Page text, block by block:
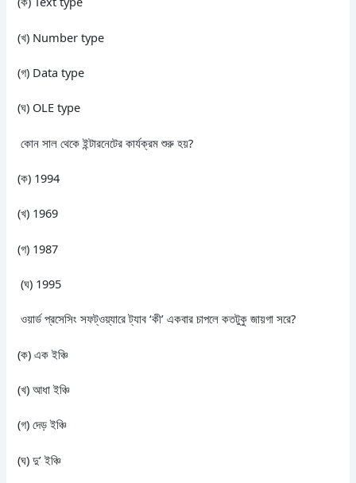
(খ) Number type
(গ) Data type
(ঘ) OLE type
কোন সাল থেকে ইন্টারনেটের কার্যক্রম শুরু হয়?
(ক) 1994
(খ) 1969
(গ) 1987
(ঘ) 1995
ওয়ার্ড প্রসেসিং সফট্ওয়্যারে ট্যাব ‘কী’ একবার চাপলে কতটুকু জায়গা সরে?
(ক) এক ইঞ্চি
(খ) আধা ইঞ্চি
(গ) দেড় ইঞ্চি
(ঘ) দু’ ইঞ্চি